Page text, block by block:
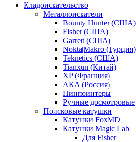
Кладоискательство
Металлоискатели
Bounty Hunter (США)
Fisher (США)
Garrett (США)
Nokta|Makro (Турция)
Teknetics (США)
Tianxun (Китай)
XP (Франция)
АКА (Россия)
Пинпоинтеры
Ручные досмотровые
Поисковые катушки
Катушки FoxMD
Катушки Magic Lab
Для Fisher